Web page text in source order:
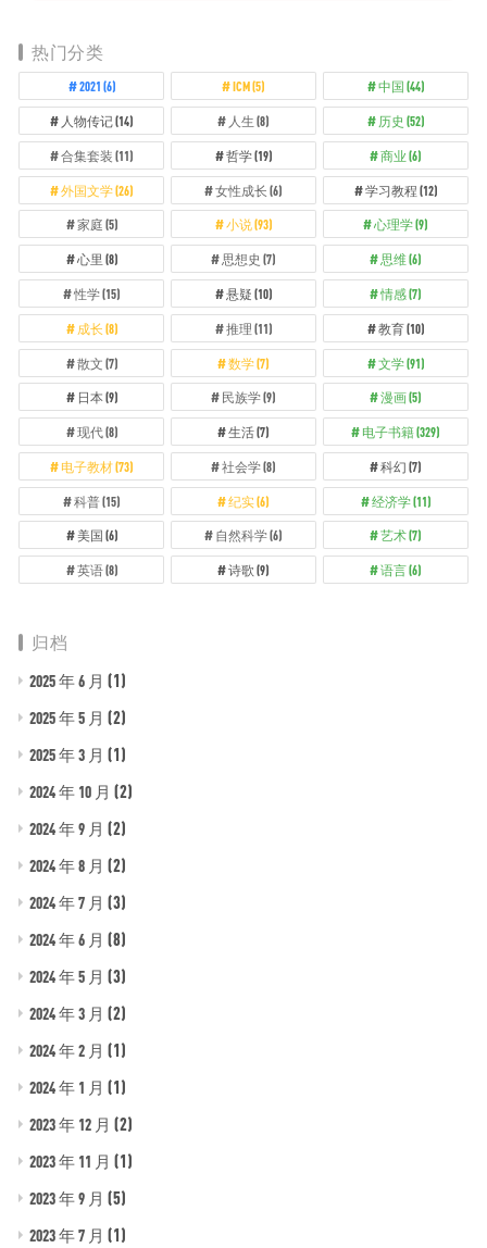
热门分类
2021 (6) ICM(5) 中国 (44)
人物传记(14) 人生 (8) 历史 (52)
合集套装 (11) 哲学(19) 商业 (6)
外国文学(26) 女性成长 (6) 学习教程 (12)
家庭 (5) 小说(93) 心理学(9)
心里 (8) 思想史 (7) 思维(6)
性学(15) 悬疑 (10) 情感(7)
成长 (8) 推理 (11) 教育(10)
散文 (7) 数学(7) 文学(91)
日本(9) 民族学(9) 漫画(5)
现代(8) 生活(7) 电子书籍(329)
电子教材(73) 社会学(8) 科幻 (7)
科普(15) 纪实(6) 经济学(11)
美国 (6) 自然科学(6) 艺术(7)
英语(8) 诗歌 (9) 语言(6)
归档
2025 年 6 月 (1)
2025 年 5 月 (2)
2025 年 3 月 (1)
2024 年 10 月 (2)
2024 年 9 月 (2)
2024 年 8 月 (2)
2024 年 7 月 (3)
2024 年 6 月 (8)
2024 年 5 月 (3)
2024 年 3 月 (2)
2024 年 2 月 (1)
2024 年 1 月 (1)
2023 年 12 月 (2)
2023 年 11 月 (1)
2023 年 9 月 (5)
2023 年 7 月 (1)